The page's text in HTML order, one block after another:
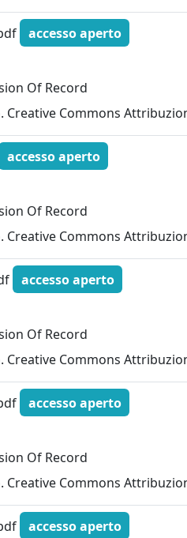
accesso aperto
Of Record
Creative Commons
accesso aperto
Of Record
Creative Commons
accesso aperto
Of Record
Creative Commons
accesso aperto
Of Record
Creative Commons
accesso aperto